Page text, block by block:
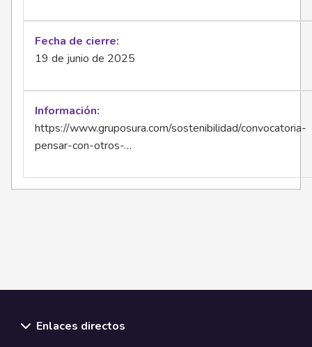
Fecha de cierre
19 de junio de 2025
Información
https://www.gruposura.com/sostenibilidad/convocatoria-
pensar-con-otros-…
Enlaces directos